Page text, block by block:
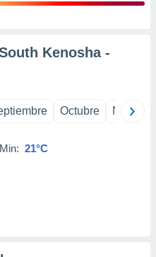
Kenosha -
Octubre
Min: 21°C